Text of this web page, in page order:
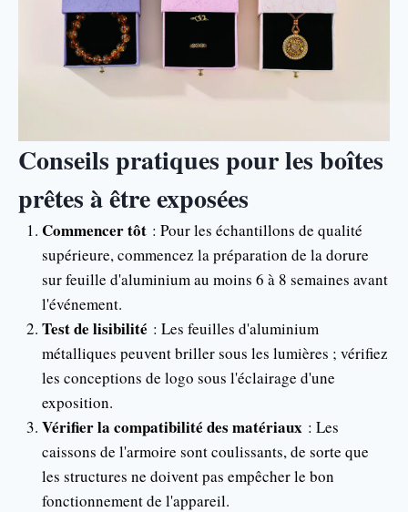
Conseils pratiques pour les boîtes
prêtes à être exposées
Commencer tôt : Pour les échantillons de qualité
supérieure, commencez la préparation de la dorure
sur feuille d'aluminium au moins 6 à 8 semaines avant
l'événement.
Test de lisibilité : Les feuilles d'aluminium
métalliques peuvent briller sous les lumières ; vérifiez
les conceptions de logo sous l'éclairage d'une
exposition.
Vérifier la compatibilité des matériaux : Les
caissons de l'armoire sont coulissants, de sorte que
les structures ne doivent pas empêcher le bon
fonctionnement de l'appareil.